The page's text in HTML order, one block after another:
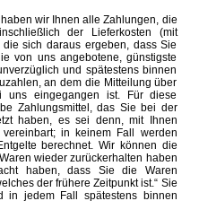
wir Ihnen alle Zahlungen, die
der Lieferkosten (mit
sich daraus ergeben, dass Sie
von uns angebotene, günstigste
und spätestens binnen
an dem die Mitteilung über
uns eingegangen ist. Für diese
Zahlungsmittel, das Sie bei der
haben, es sei denn, mit Ihnen
in keinem Fall werden
berechnet. Wir können die
wieder zurückerhalten haben
haben, dass Sie die Waren
der frühere Zeitpunkt ist.“ Sie
in jedem Fall spätestens binnen